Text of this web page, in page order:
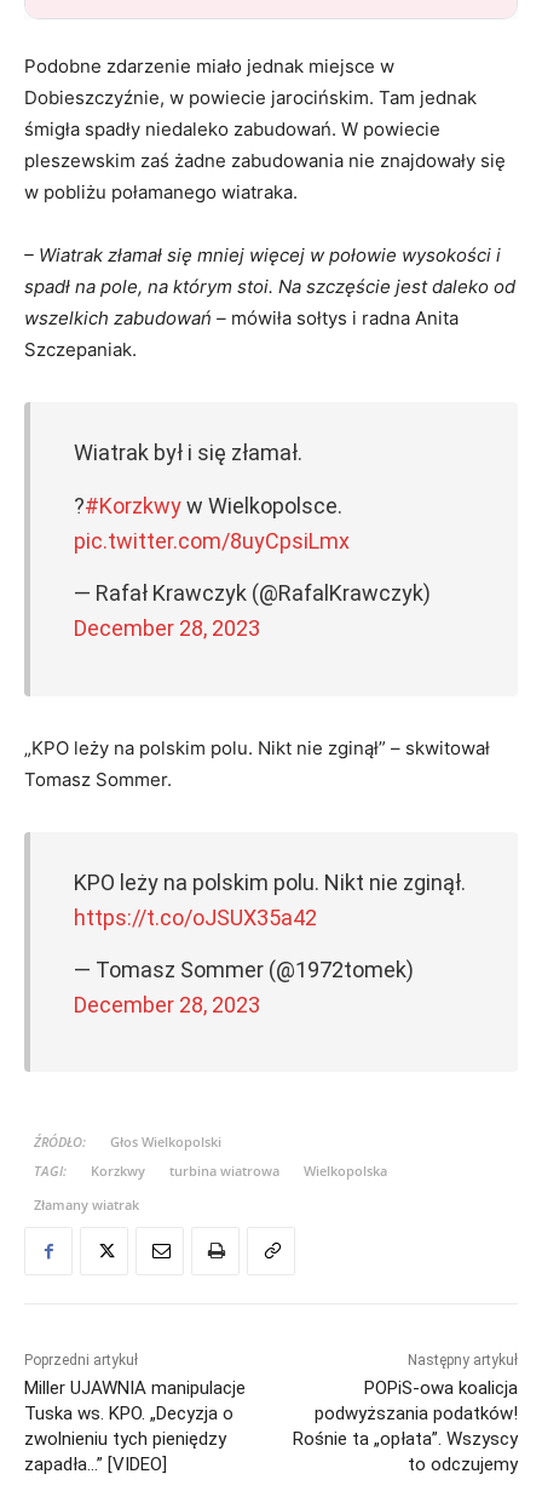
Podobne zdarzenie miało jednak miejsce w
Dobieszczyźnie, w powiecie jarocińskim. Tam jednak
śmigła spadły niedaleko zabudowań. W powiecie
pleszewskim zaś żadne zabudowania nie znajdowały się
w pobliżu połamanego wiatraka.
– Wiatrak złamał się mniej więcej w połowie wysokości i
spadł na pole, na którym stoi. Na szczęście jest daleko od
wszelkich zabudowań – mówiła sołtys i radna Anita
Szczepaniak.
Wiatrak był i się złamał.
?#Korzkwyw Wielkopolsce.
pic.twitter.com/8uyCpsiLmx
— Rafał Krawczyk (@RafalKrawczyk)
December 28, 2023
„KPO leży na polskim polu. Nikt nie zginął” – skwitował
Tomasz Sommer.
KPO leży na polskim polu. Nikt nie zginął.
https://t.co/oJSUX35a42
— Tomasz Sommer (@1972tomek)
December 28, 2023
ŹRÓDŁO:
Głos Wielkopolski
TAGI:
Korzkwy turbina wiatrowa
Wielkopolska
Złamany wiatrak
Poprzedni artykuł
Miller UJAWNIA manipulacje
Tuska ws. KPO. „Decyzja o
zwolnieniu tych pieniędzy
zapadła…” [VIDEO]
Następny artykuł
POPiS-owa koalicja
podwyższania podatków!
Rośnie ta „opłata”. Wszyscy
to odczujemy